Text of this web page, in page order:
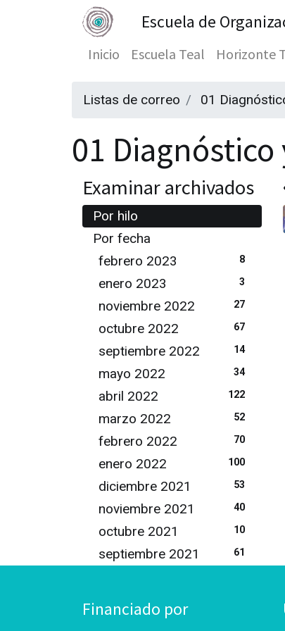
Escuela de
Inicio
Escuela Teal Horizonte
Listas de correo 01
01
Examinar archivados
Por hilo
Por fecha
febrero 2023
8
enero 2023 3
noviembre 2022 27
octubre 2022 67
septiembre 2022 14
mayo 2022 34
abril 2022 122
marzo 2022 52
febrero 2022 70
enero 2022 100
diciembre 2021 53
noviembre 2021 40
octubre 2021 10
septiembre 2021 61
Financiado por